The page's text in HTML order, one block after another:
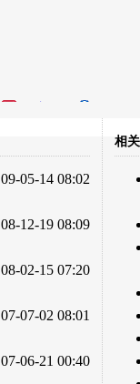
转发至：
09-05-14 08:02
08-12-19 08:09
08-02-15 07:20
07-07-02 08:01
07-06-21 00:40
相